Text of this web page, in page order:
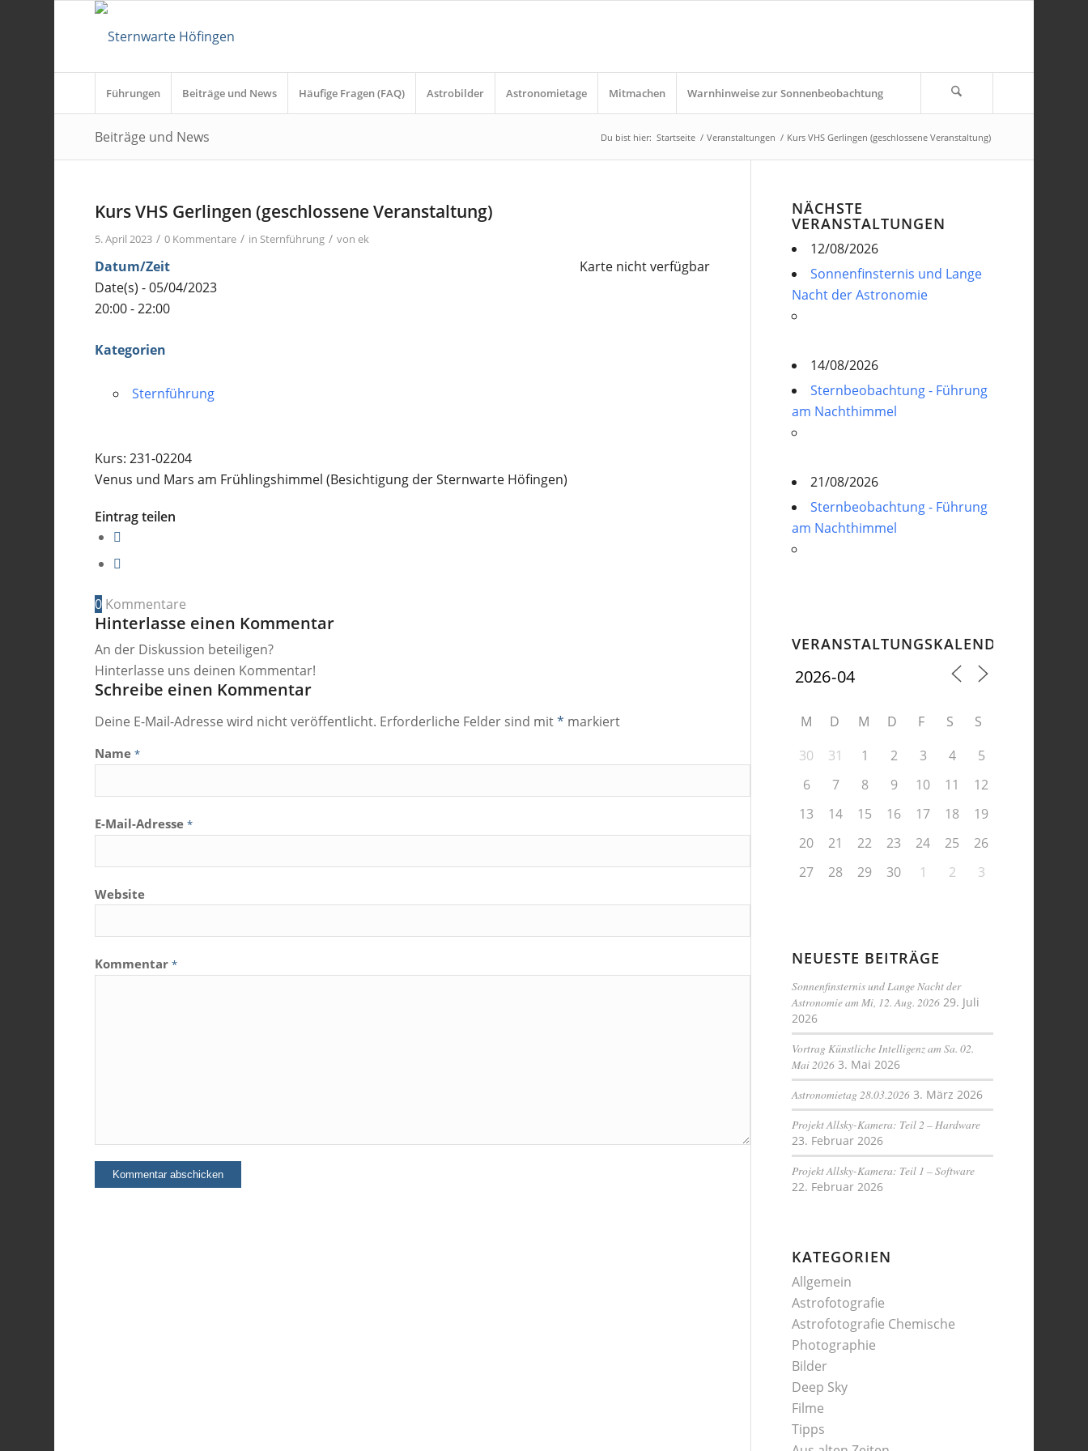
Führungen Beiträge und News Häufige Fragen (FAQ) Astrobilder Astronomietage Mitmachen Warnhinweise zur Sonnenbeobachtung
Beiträge und News Du bist hier: Startseite / Veranstaltungen / Kurs VHS Gerlingen (geschlossene Veranstaltung)
Kurs VHS Gerlingen (geschlossene Veranstaltung)
5. April 2023 / 0 Kommentare / in Sternführung / vonek
Karte nicht verfügbar
Datum/Zeit
Date(s) - 05/04/2023
20:00 - 22:00
Kategorien
Sternführung
Kurs: 231-02204
Venus und Mars am Frühlingshimmel (Besichtigung der Sternwarte Höfingen)
Eintrag teilen
0 Kommentare
Hinterlasse einen Kommentar
An der Diskussion beteiligen?
Hinterlasse uns deinen Kommentar!
Schreibe einen Kommentar
Deine E-Mail-Adresse wird nicht veröffentlicht. Erforderliche Felder sind mit* markiert
Name*
E-Mail-Adresse*
Website
Kommentar*
NÄCHSTE
VERANSTALTUNGEN
12/08/2026
Sonnenfinsternis und Lange
Nacht der Astronomie
14/08/2026
Sternbeobachtung - Führung
am Nachthimmel
21/08/2026
Sternbeobachtung - Führung
am Nachthimmel
VERANSTALTUNGSKALENDER
M D M D F S
S
30
31 1 2 3 4
5
6
7 8 9 10 11
12
13
14 15 16 17 18
19
20
21 22 23 24 25
26
27
28 29 30 1 2 3
NEUESTE BEITRÄGE
Sonnenfinsternis und Lange Nacht der
Astronomie am Mi, 12. Aug. 2026 29. Juli
2026
Vortrag Künstliche Intelligenz am Sa. 02.
Mai 2026 3. Mai 2026
Astronomietag 28.03.2026 3. März 2026
Projekt Allsky-Kamera: Teil 2 – Hardware
23. Februar 2026
Projekt Allsky-Kamera: Teil 1 – Software
22. Februar 2026
KATEGORIEN
Allgemein
Astrofotografie
Astrofotografie Chemische
Photographie
Bilder
Deep Sky
Filme
Tipps